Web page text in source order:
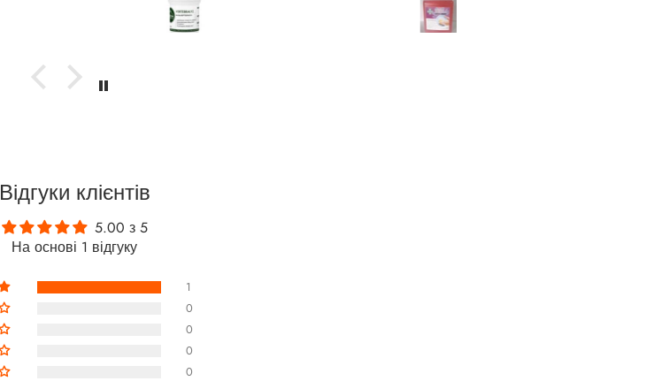
незабиваються, бо раніше це
Відгуки клієнтів
5.00 з 5
На основі 1 відгуку
1
0
0
0
0